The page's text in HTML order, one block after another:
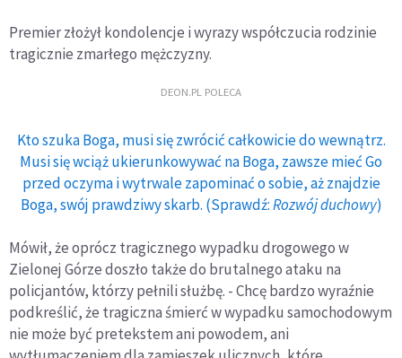
Premier złożył kondolencje i wyrazy współczucia rodzinie
tragicznie zmarłego mężczyzny.
DEON.PL POLECA
Kto szuka Boga, musi się zwrócić całkowicie do wewnątrz.
Musi się wciąż ukierunkowywać na Boga, zawsze mieć Go
przed oczyma i wytrwale zapominać o sobie, aż znajdzie
Boga, swój prawdziwy skarb. (Sprawdź:Rozwój duchowy)
Mówił, że oprócz tragicznego wypadku drogowego w
Zielonej Górze doszło także do brutalnego ataku na
policjantów, którzy pełnili służbę. - Chcę bardzo wyraźnie
podkreślić, że tragiczna śmierć w wypadku samochodowym
nie może być pretekstem ani powodem, ani